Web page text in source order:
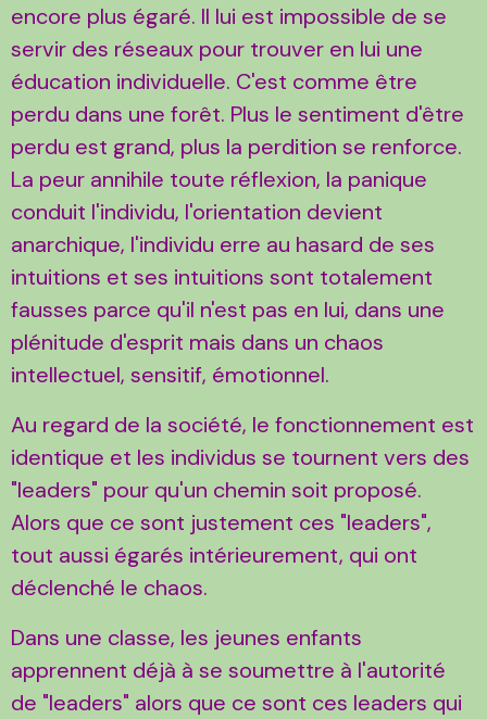
encore plus égaré. Il lui est impossible de se
servir des réseaux pour trouver en lui une
éducation individuelle. C'est comme être
perdu dans une forêt. Plus le sentiment d'être
perdu est grand, plus la perdition se renforce.
La peur annihile toute réflexion, la panique
conduit l'individu, l'orientation devient
anarchique, l'individu erre au hasard de ses
intuitions et ses intuitions sont totalement
fausses parce qu'il n'est pas en lui, dans une
plénitude d'esprit mais dans un chaos
intellectuel, sensitif, émotionnel.
Au regard de la société, le fonctionnement est
identique et les individus se tournent vers des
"leaders" pour qu'un chemin soit proposé.
Alors que ce sont justement ces "leaders",
tout aussi égarés intérieurement, qui ont
déclenché le chaos.
Dans une classe, les jeunes enfants
apprennent déjà à se soumettre à l'autorité
de "leaders" alors que ce sont ces leaders qui